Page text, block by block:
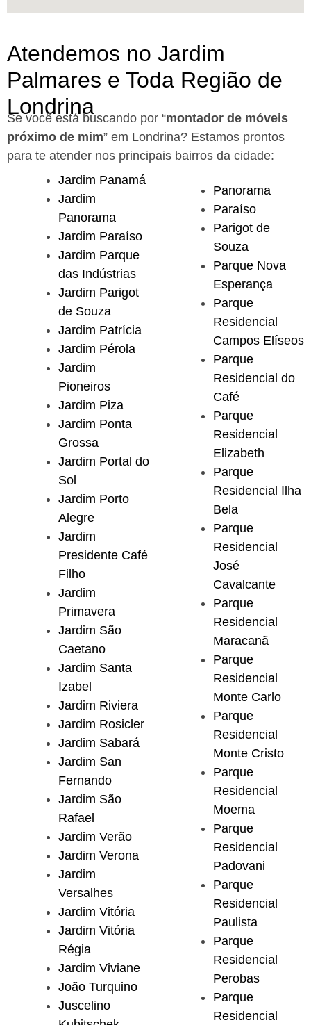
Atendemos no Jardim
Palmares e Toda Região de
Londrina
Se você está buscando por “montador de móveis
próximo de mim” em Londrina? Estamos prontos
para te atender nos principais bairros da cidade:
Jardim Panamá
Jardim
Panorama
Jardim Paraíso
Jardim Parque
das Indústrias
Jardim Parigot
de Souza
Jardim Patrícia
Jardim Pérola
Jardim
Pioneiros
Jardim Piza
Jardim Ponta
Grossa
Jardim Portal do
Sol
Jardim Porto
Alegre
Jardim
Presidente Café
Filho
Jardim
Primavera
Jardim São
Caetano
Jardim Santa
Izabel
Jardim Riviera
Jardim Rosicler
Jardim Sabará
Jardim San
Fernando
Jardim São
Rafael
Jardim Verão
Jardim Verona
Jardim
Versalhes
Jardim Vitória
Jardim Vitória
Régia
Jardim Viviane
João Turquino
Juscelino
Panorama
Paraíso
Parigot de
Souza
Parque Nova
Esperança
Parque
Residencial
Campos Elíseos
Parque
Residencial do
Café
Parque
Residencial
Elizabeth
Parque
Residencial Ilha
Bela
Parque
Residencial
José
Cavalcante
Parque
Residencial
Maracanã
Parque
Residencial
Monte Carlo
Parque
Residencial
Monte Cristo
Parque
Residencial
Moema
Parque
Residencial
Padovani
Parque
Residencial
Paulista
Parque
Residencial
Perobas
Parque
Residencial